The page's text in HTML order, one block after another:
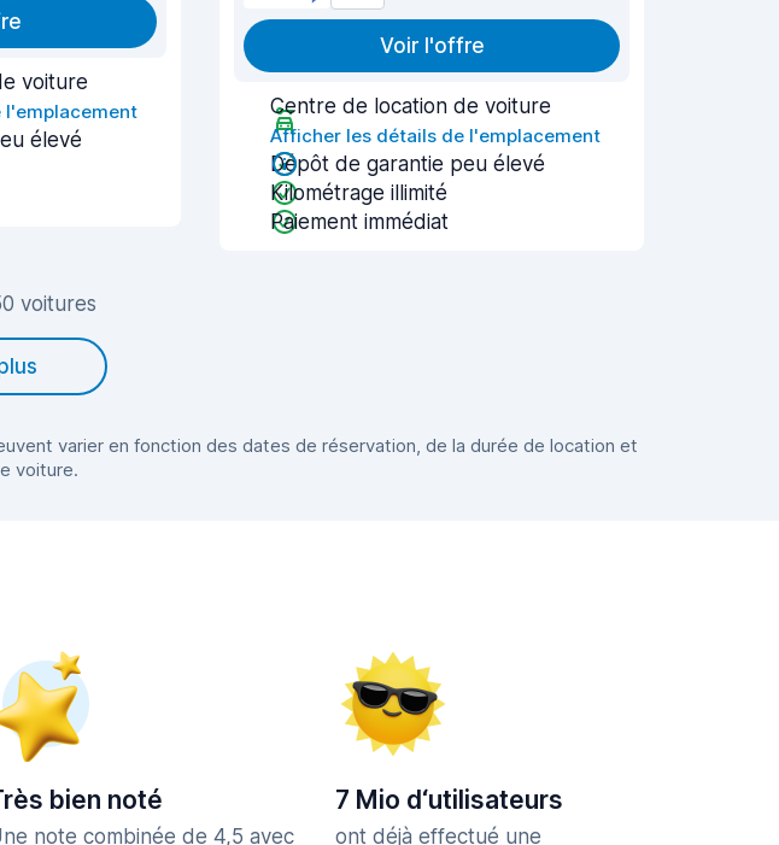
voiture
élevé
Voir l'offre
Centre de location de voiture
Afficher les détails de l'emplacement
Dépôt de garantie peu élevé
Kilométrage illimité
Paiement immédiat
voitures
varier en fonction des dates de réservation, de la durée de location et
voiture.
bien noté
note combinée de 4,5 avec
7 Mio d‘utilisateurs
ont déjà effectué une